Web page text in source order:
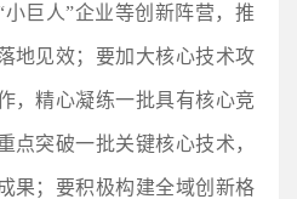
巨人”企业等创新阵营，推
地见效；要加大核心技术攻
，精心凝练一批具有核心竞
点突破一批关键核心技术，
果；要积极构建全域创新格